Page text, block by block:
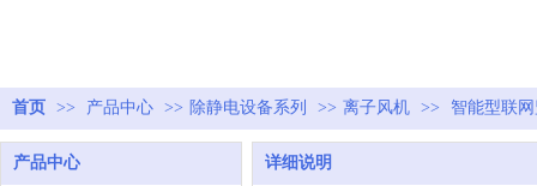
首页 >> 产品中心 >> 除静电设备系列 >> 离子风机 >> 智能型联
产品中心 详细说明